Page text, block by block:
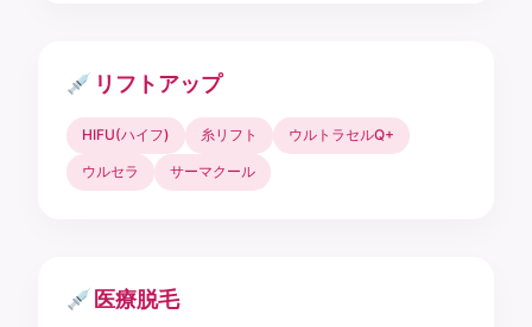
リフトアップ
HIFU(ハイフ) 糸リフト ウルトラセルQ+
ウルセラ サーマクール
医療脱毛